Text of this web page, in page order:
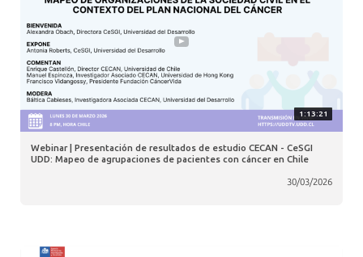
1:13:21
Webinar | Presentación de resultados de estudio CECAN - CeSGI
UDD: Mapeo de agrupaciones de pacientes con cáncer en Chile
30/03/2026